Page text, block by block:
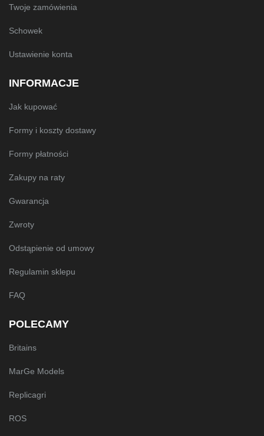
Twoje zamówienia
Schowek
Ustawienie konta
INFORMACJE
Jak kupować
Formy i koszty dostawy
Formy płatności
Zakupy na raty
Gwarancja
Zwroty
Odstąpienie od umowy
Regulamin sklepu
FAQ
POLECAMY
Britains
MarGe Models
Replicagri
ROS